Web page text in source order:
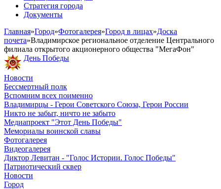
Стратегия города
Документы
Главная»Город»Фотогалерея»Город в лицах»Доска
почета»Владимирское региональное отделение Центрального
филиала открытого акционерного общества "МегаФон"
День Победы
Новости
Бессмертный полк
Вспомним всех поименно
Владимирцы - Герои Советского Союза, Герои России
Никто не забыт, ничто не забыто
Медиапроект "Этот День Победы"
Мемориалы воинской славы
Фотогалерея
Видеогалерея
Диктор Левитан - "Голос Истории. Голос Победы"
Патриотический сквер
Новости
Город